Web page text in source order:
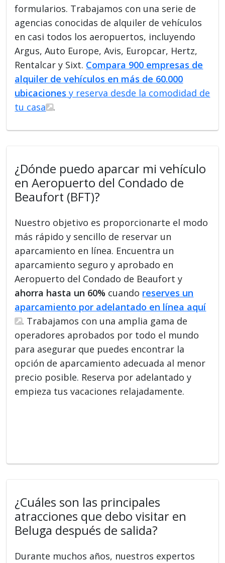
formularios. Trabajamos con una serie de
agencias conocidas de alquiler de vehículos
en casi todos los aeropuertos, incluyendo
Argus, Auto Europe, Avis, Europcar, Hertz,
Rentalcar y Sixt. Compara 900 empresas de
alquiler de vehículos en más de 60.000
ubicaciones y reserva desde la comodidad de
tu casa
.
¿Dónde puedo aparcar mi vehículo
en Aeropuerto del Condado de
Beaufort (BFT)?
Nuestro objetivo es proporcionarte el modo
más rápido y sencillo de reservar un
aparcamiento en línea. Encuentra un
aparcamiento seguro y aprobado en
Aeropuerto del Condado de Beaufort y
ahorra hasta un 60% cuando reserves un
aparcamiento por adelantado en línea aquí
. Trabajamos con una amplia gama de
operadores aprobados por todo el mundo
para asegurar que puedes encontrar la
opción de aparcamiento adecuada al menor
precio posible. Reserva por adelantado y
empieza tus vacaciones relajadamente.
¿Cuáles son las principales
atracciones que debo visitar en
Beluga después de salida?
Durante muchos años, nuestros expertos